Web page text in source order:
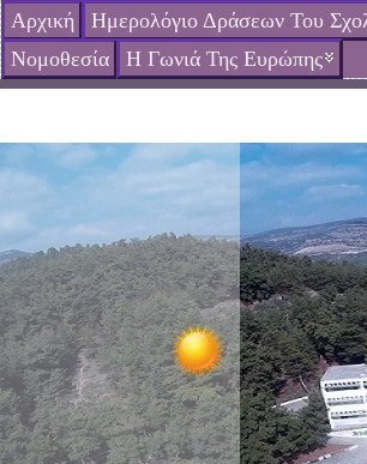
Αρχική Ημερολόγιο Δράσεων Του
Νομοθεσία
Η Γωνιά Της Ευρώπης